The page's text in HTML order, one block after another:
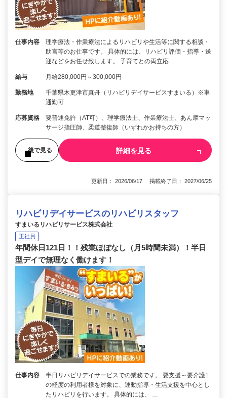
仕事内容
理学療法・作業療法によるリハビリや生活等に関する相談・
助言等のお仕事です。 具体的には、リハビリ評価・指導・送
迎などをお任せ致します。 子育てとの両立応…
給与 月給280,000円～300,000円
勤務地
千葉県木更津市真舟（リハビリデイサービスすまいる）※車
通勤可
応募資格
要普通免許（AT可）、理学療法士、作業療法士、あん摩マッ
サージ指圧師、柔道整復師（いずれかお持ちの方）
後で見る 詳細を見る
更新日： 2026/06/17 掲載終了日： 2027/06/25
リハビリデイサービスのリハビリスタッフ
すまいるリハビリサービス株式会社
正社員
年間休日121日！！残業ほぼなし（月5時間未満）！半日
型デイで無理なく働けます！
仕事内容
半日リハビリデイサービスでの業務です。 要支援～要介護1
の軽度の利用者様を対象に、運動指導・生活支援を中心とし
たリハビリを行います。 具体的には、 …